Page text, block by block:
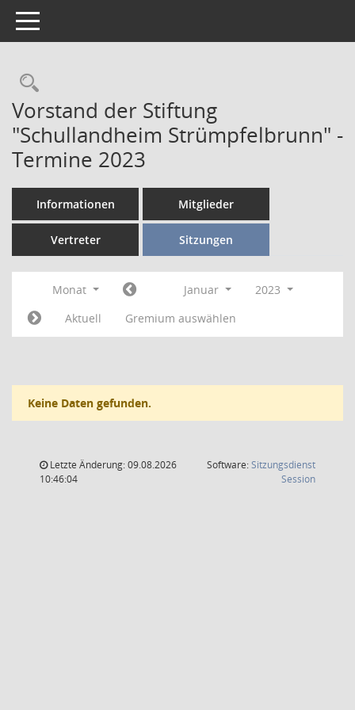
Toggle navigation
Vorstand der Stiftung
"Schullandheim Strümpfelbrunn" -
Termine 2023
Informationen Mitglieder
Vertreter Sitzungen
Monat Januar
2023
Aktuell
Gremium auswählen
Keine Daten gefunden.
Letzte Änderung: 09.08.2026
10:46:04
Software:Sitzungsdienst
Session(Wird in